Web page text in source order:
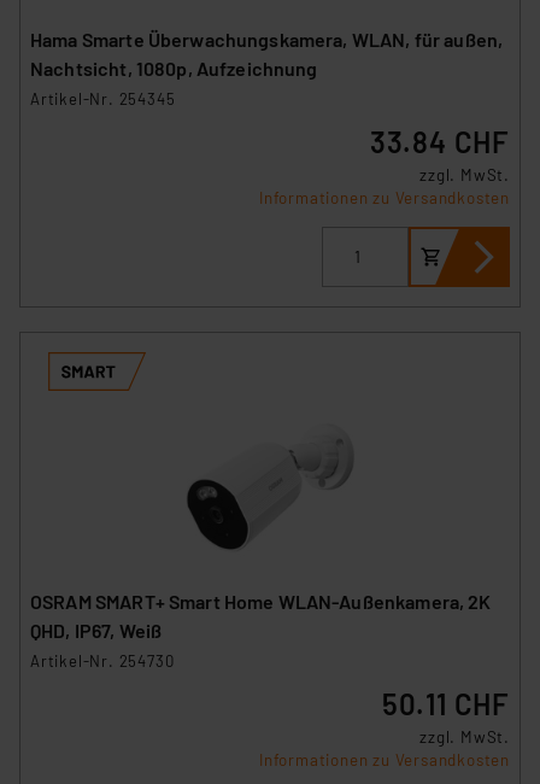
Hama Smarte Überwachungskamera, WLAN, für außen,
Nachtsicht, 1080p, Aufzeichnung
Artikel-Nr. 254345
33.84 CHF
zzgl. MwSt.
Informationen zu Versandkosten
OSRAM SMART+ Smart Home WLAN-Außenkamera, 2K
QHD, IP67, Weiß
Artikel-Nr. 254730
50.11 CHF
zzgl. MwSt.
Informationen zu Versandkosten